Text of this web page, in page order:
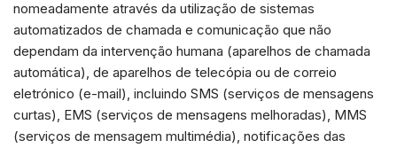
nomeadamente através da utilização de sistemas
automatizados de chamada e comunicação que não
dependam da intervenção humana (aparelhos de chamada
automática), de aparelhos de telecópia ou de correio
eletrónico (e-mail), incluindo SMS (serviços de mensagens
curtas), EMS (serviços de mensagens melhoradas), MMS
(serviços de mensagem multimédia), notificações das